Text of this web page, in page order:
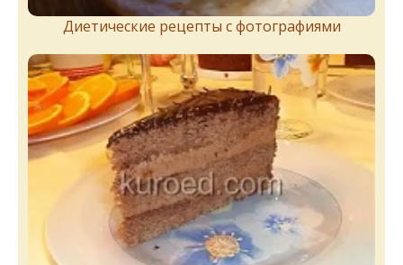
Диетические рецепты с фотографиями